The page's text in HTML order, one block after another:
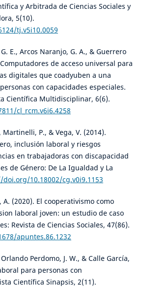
y Arbitrada de Ciencias Sociales y
5(10).
tj.v5i10.0059
E., Arcos Naranjo, G. A., & Guerrero
de acceso universal para
digitales que coadyuben a una
con capacidades especiales.
Científica Multidisciplinar, 6(6).
cl_rcm.v6i6.4258
Martinelli, P., & Vega, V. (2014).
inclusión laboral y riesgos
en trabajadoras con discapacidad
de Género: De La Igualdad y La
10.18002/cg.v0i9.1153
A. (2020). El cooperativismo como
laboral joven: un estudio de caso
Revista de Ciencias Sociales, 47(86).
apuntes.86.1232
Perdomo, J. W., & Calle García,
para personas con
Científica Sinapsis, 2(11).